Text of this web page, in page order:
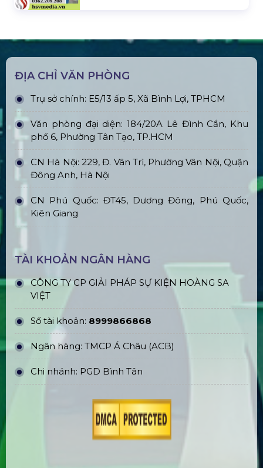
ĐỊA CHỈ VĂN PHÒNG
Trụ sở chính: E5/13 ấp 5, Xã Bình Lợi, TPHCM
Văn phòng đại diện: 184/20A Lê Đình Cẩn, Khu
phố 6, Phường Tân Tạo, TP.HCM
CN Hà Nội: 229, Đ. Vân Trì, Phường Vân Nội, Quận
Đông Anh, Hà Nội
CN Phú Quốc: ĐT45, Dương Đông, Phú Quốc,
Kiên Giang
TÀI KHOẢN NGÂN HÀNG
CÔNG TY CP GIẢI PHÁP SỰ KIỆN HOÀNG SA
VIỆT
Số tài khoản: 8999866868
Ngân hàng: TMCP Á Châu (ACB)
Chi nhánh: PGD Bình Tân